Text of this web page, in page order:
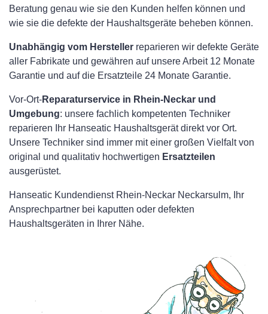
Beratung genau wie sie den Kunden helfen können und
wie sie die defekte der Haushaltsgeräte beheben können.
Unabhängig vom Hersteller reparieren wir defekte Geräte
aller Fabrikate und gewähren auf unsere Arbeit 12 Monate
Garantie und auf die Ersatzteile 24 Monate Garantie.
Vor-Ort-Reparaturservice in Rhein-Neckar und
Umgebung: unsere fachlich kompetenten Techniker
reparieren Ihr Hanseatic Haushaltsgerät direkt vor Ort.
Unsere Techniker sind immer mit einer großen Vielfalt von
original und qualitativ hochwertigen Ersatzteilen
ausgerüstet.
Hanseatic Kundendienst Rhein-Neckar Neckarsulm, Ihr
Ansprechpartner bei kaputten oder defekten
Haushaltsgeräten in Ihrer Nähe.